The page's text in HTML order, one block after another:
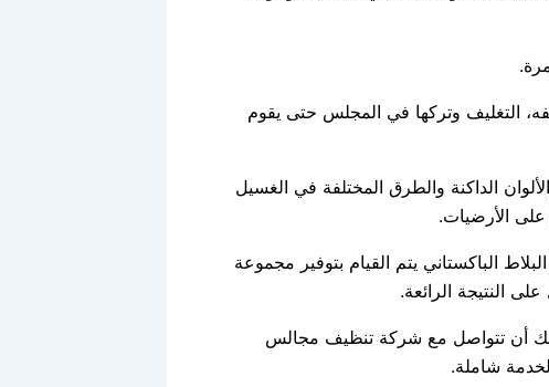
التغليف وتركها في المجلس حتى يقوم
الداكنة والطرق المختلفة في الغسيل
الأرضيات.
الباكستاني يتم القيام بتوفير مجموعة
النتيجة الرائعة.
أن تتواصل مع شركة تنظيف مجالس
شاملة.